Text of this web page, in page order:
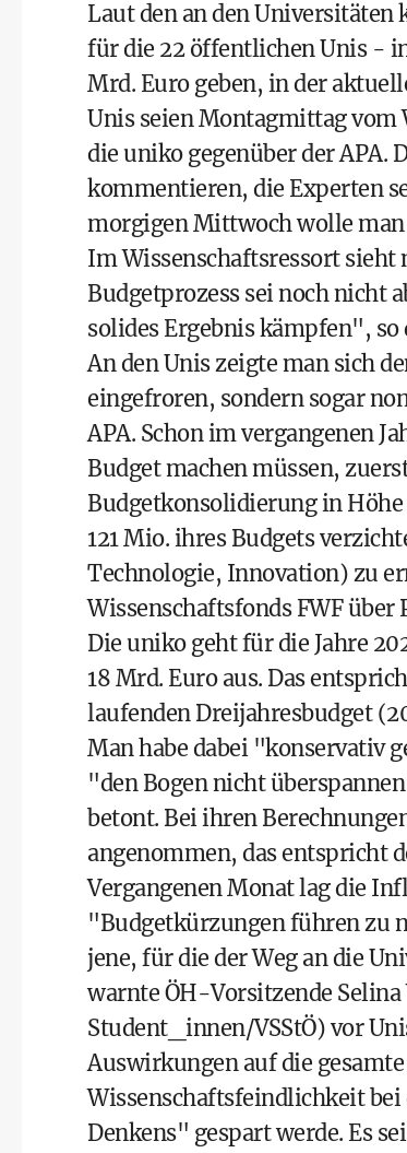
Laut den an den Universitäten
für die 22 öffentlichen Unis -
Mrd. Euro geben, in der
Unis seien Montagmittag
die uniko gegenüber der APA.
kommentieren, die Experten
morgigen Mittwoch wolle
Im Wissenschaftsressort sieht
Budgetprozess sei noch nicht
solides Ergebnis kämpfen",
An den Unis zeigte man sich
eingefroren, sondern sogar
APA. Schon im vergangenen
Budget machen müssen,
Budgetkonsolidierung in Höhe
121 Mio. ihres Budgets
Technologie, Innovation) zu
Wissenschaftsfonds FWF
Die uniko geht für die Jahre
18 Mrd. Euro aus. Das
laufenden Dreijahresbudget
Man habe dabei "konservativ
"den Bogen nicht
betont. Bei ihren
angenommen, das entspricht
Vergangenen Monat lag die
"Budgetkürzungen führen zu
jene, für die der Weg an die
warnte ÖH-Vorsitzende
Student_innen/VSStÖ) vor
Auswirkungen auf die
Wissenschaftsfeindlichkeit
Denkens" gespart werde. Es